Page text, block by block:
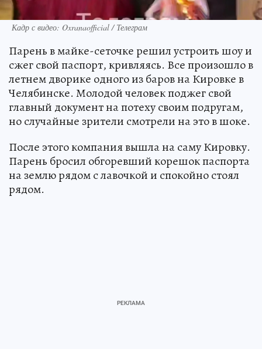
Кадр с видео: Oxranaofficial / Телеграм
Парень в майке-сеточке решил устроить шоу и
сжег свой паспорт, кривляясь. Все произошло в
летнем дворике одного из баров на Кировке в
Челябинске. Молодой человек поджег свой
главный документ на потеху своим подругам,
но случайные зрители смотрели на это в шоке.
После этого компания вышла на саму Кировку.
Парень бросил обгоревший корешок паспорта
на землю рядом с лавочкой и спокойно стоял
рядом.